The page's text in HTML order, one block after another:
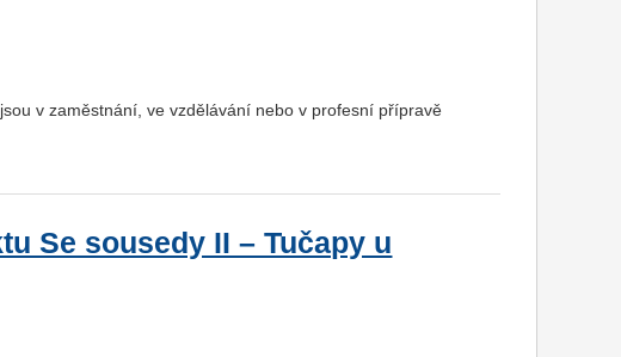
v zaměstnání, ve vzdělávání nebo v profesní přípravě
Se sousedy II – Tučapy u